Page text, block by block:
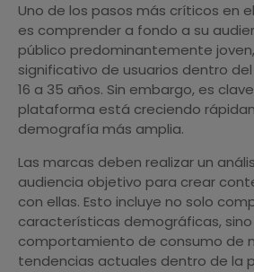
Uno de los pasos más críticos en
es comprender a fondo a su
público predominantemente
significativo de usuarios dentro
16 a 35 años. Sin embargo, es
plataforma está creciendo
demografía más amplia.
Las marcas deben realizar un
audiencia objetivo para crear
con ellas. Esto incluye no solo
características demográficas,
comportamiento de consumo de
tendencias actuales dentro de la